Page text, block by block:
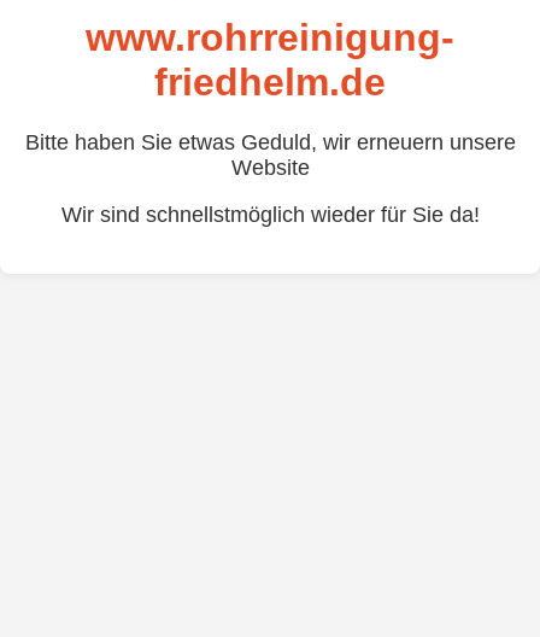
www.rohrreinigung-
friedhelm.de
Bitte haben Sie etwas Geduld, wir erneuern unsere
Website
Wir sind schnellstmöglich wieder für Sie da!